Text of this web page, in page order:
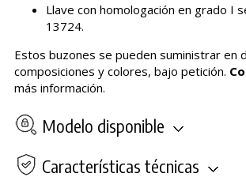
Llave con homologación en grado I
13724.
Estos buzones se pueden suministrar en
composiciones y colores, bajo petición.
más información.
Modelo disponible
Características técnicas